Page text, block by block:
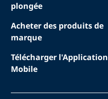
plongée
Acheter des produits de
marque
Télécharger l'Application
Mobile